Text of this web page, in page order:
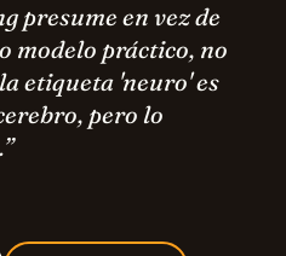
presume en vez de
modelo práctico, no
etiqueta 'neuro' es
pero lo